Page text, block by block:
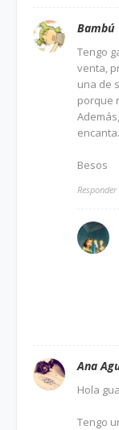
Bambú
Tengo
venta,
una de
porque
Besos
Responder
Ana
Hola
Tengo